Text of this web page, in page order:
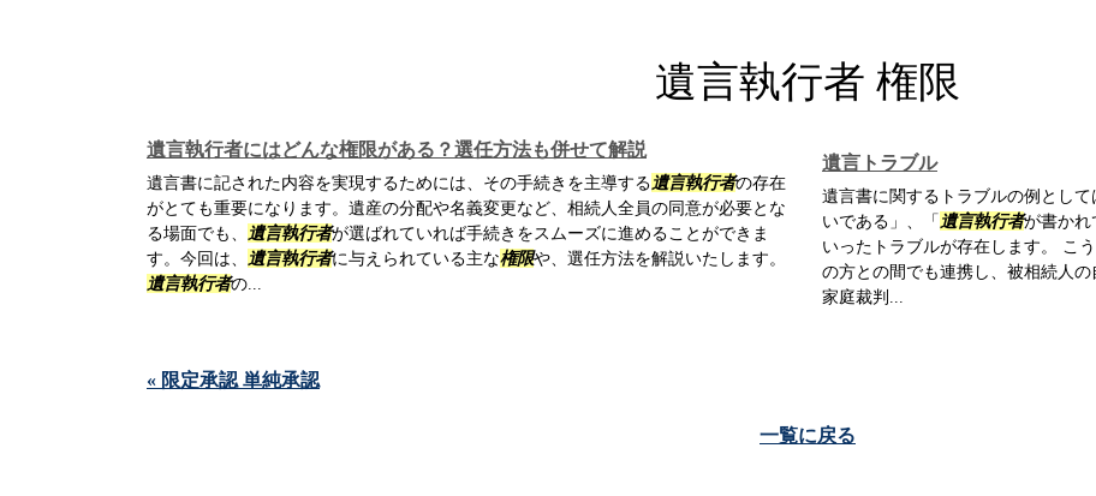
遺言執行者 権限
遺言執行者にはどんな権限がある？選任方法も併せて解説
遺言書に記された内容を実現するためには、その手続きを主導する遺言執行者の存在
がとても重要になります。遺産の分配や名義変更など、相続人全員の同意が必要とな
る場面でも、
遺言執行者が選ばれていれば手続きをスムーズに進めることができま
す。今回は、
遺言執行者に与えられている主な権限や、選任方法を解説いたします。
遺言執行者の...
遺言トラブル
遺言書に関するトラブルの例とし
いである」、「 遺言執行者が書かれ
いったトラブルが存在します。 こ
の方との間でも連携し、被相続人
家庭裁判...
« 限定承認 単純承認
一覧に戻る